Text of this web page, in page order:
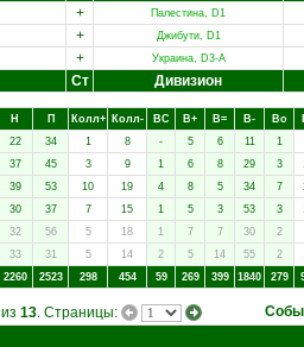
+
Палестина, D1
+
Джибути, D1
+ Украина, D3-A
Ст Дивизион
Н П Колл+ Колл- ВC В+ В= В- Вo
22 34 1 8 - 5 6 11
1
37 45 3 9 1 6 8 29 3
39 53 10 19 4 8 5 34 7
30 37 7 15 1 5 3 53 3
32 56 5 18 1 7 7 30 2
33 31 5 14 2 5 14 55 2
2260 2523 298 454 59 269 399 1840 279
из 13. Страницы: